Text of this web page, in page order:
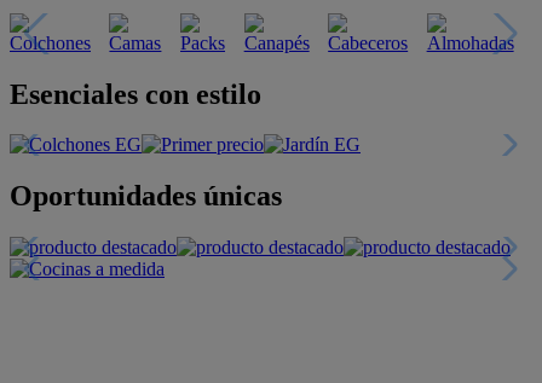
Esenciales con estilo
Oportunidades únicas